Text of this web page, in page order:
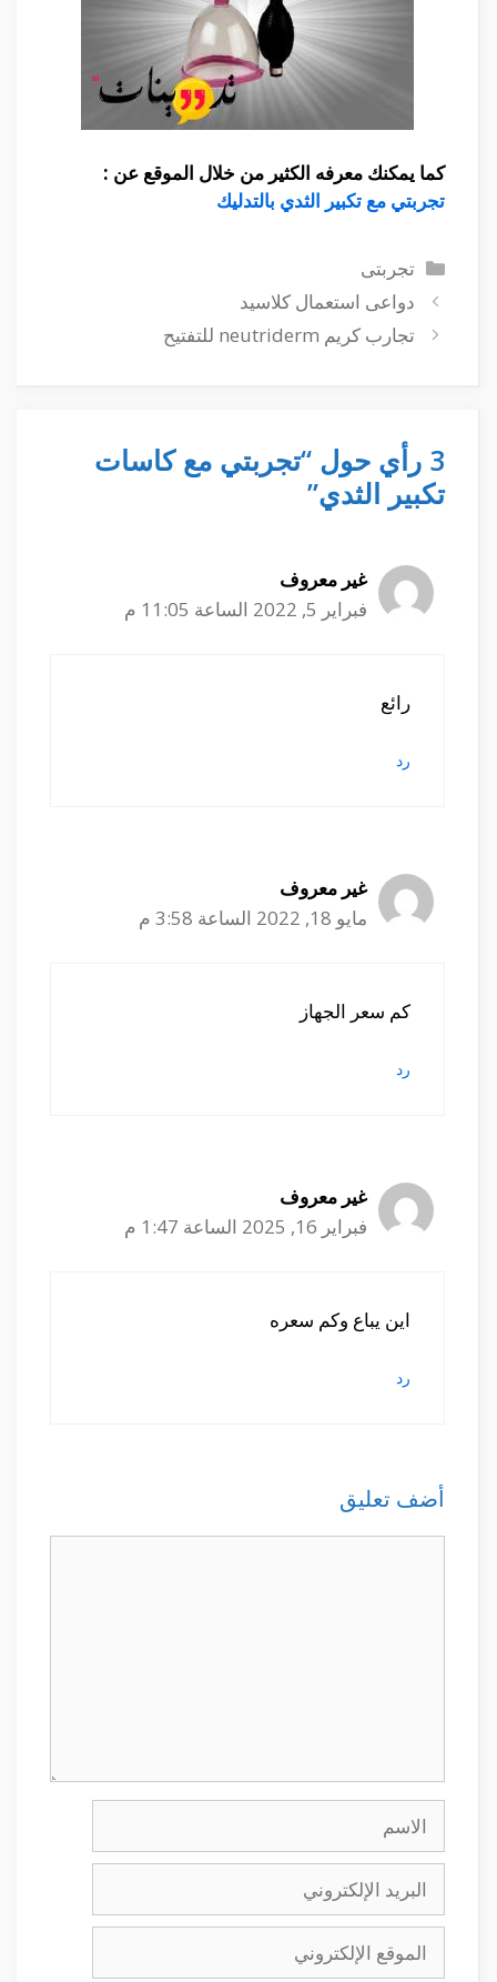
كما يمكنك معرفه الكثير من خلال الموقع عن :
تجربتي مع تكبير الثدي بالتدليك
التصنيفات
تجربتى
دواعى استعمال كلاسيد
تجارب كريم neutriderm للتفتيح
3 رأي حول “تجربتي مع كاسات
تكبير الثدي”
غير معروف
فبراير 5, 2022 الساعة 11:05 م
رائع
رد
غير معروف
مايو 18, 2022 الساعة 3:58 م
كم سعر الجهاز
رد
غير معروف
فبراير 16, 2025 الساعة 1:47 م
اين يباع وكم سعره
رد
أضف تعليق
الاسم
البريد
الإلكتروني
الموقع
الإلكتروني